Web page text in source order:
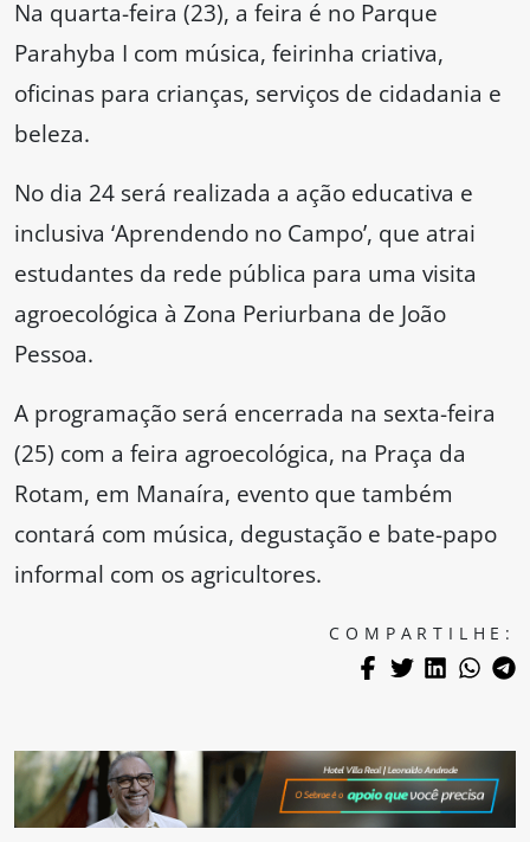
Na quarta-feira (23), a feira é no Parque
Parahyba I com música, feirinha criativa,
oficinas para crianças, serviços de cidadania e
beleza.
No dia 24 será realizada a ação educativa e
inclusiva ‘Aprendendo no Campo’, que atrai
estudantes da rede pública para uma visita
agroecológica à Zona Periurbana de João
Pessoa.
A programação será encerrada na sexta-feira
(25) com a feira agroecológica, na Praça da
Rotam, em Manaíra, evento que também
contará com música, degustação e bate-papo
informal com os agricultores.
COMPARTILHE: